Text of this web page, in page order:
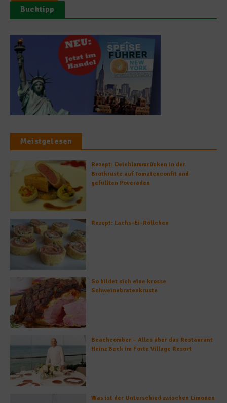
Buchtipp
Meistgelesen
Rezept: Deichlammrücken in der
Brotkruste auf Tomatenconfit und
gefüllten Poveraden
Rezept: Lachs-Ei-Röllchen
So bildet sich eine krosse
Schweinebratenkruste
Beachcomber – Alles über das Restaurant
Heinz Beck im Forte Village Resort
Was ist der Unterschied zwischen Limonen